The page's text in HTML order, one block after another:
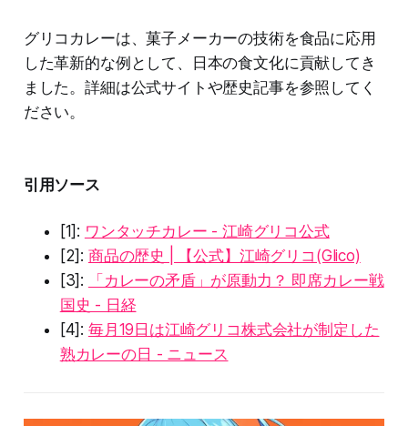
グリコカレーは、菓子メーカーの技術を食品に応用
した革新的な例として、日本の食文化に貢献してき
ました。詳細は公式サイトや歴史記事を参照してく
ださい。
引用ソース
[1]: ワンタッチカレー - 江崎グリコ公式
[2]: 商品の歴史 | 【公式】江崎グリコ(Glico)
[3]:
「カレーの矛盾」が原動力？ 即席カレー戦
国史 - 日経
[4]: 毎月19日は江崎グリコ株式会社が制定した
熟カレーの日 - ニュース